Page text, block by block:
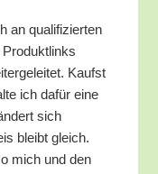
an qua­li­fi­zier­ten
Kaufst
ich dafür eine
sich
bleibt gleich.
mich und den